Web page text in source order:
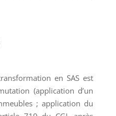
en SAS est
(application d’un
; application du